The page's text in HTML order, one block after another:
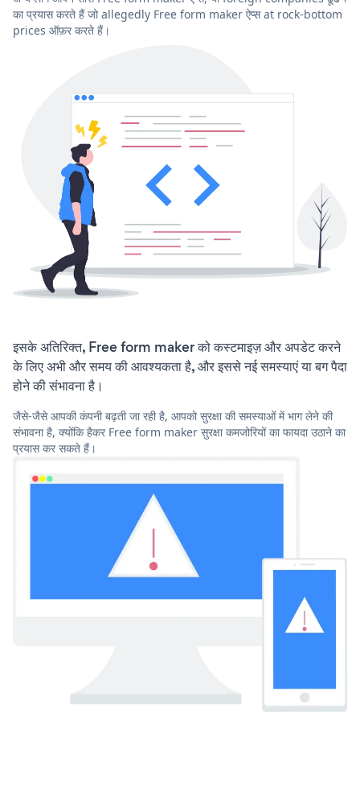
का प्रयास करते हैं जो allegedly Free form maker ऐप्स at rock-bottom
prices ऑफ़र करते हैं।
इसके अतिरिक्त, Free form maker को कस्टमाइज़ और अपडेट करने
के लिए अभी और समय की आवश्यकता है, और इससे नई समस्याएं या बग पैदा
होने की संभावना है।
जैसे-जैसे आपकी कंपनी बढ़ती जा रही है, आपको सुरक्षा की समस्याओं में भाग लेने की
संभावना है, क्योंकि हैकर Free form maker सुरक्षा कमजोरियों का फायदा उठाने का
प्रयास कर सकते हैं।